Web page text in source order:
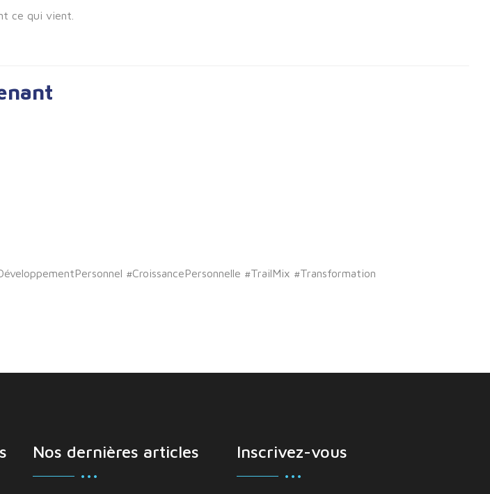
ce qui vient.
#CroissancePersonnelle #TrailMix #Transformation
Nos dernières articles Inscrivez-vous